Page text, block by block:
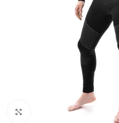
Suurendamiseks klõpsake